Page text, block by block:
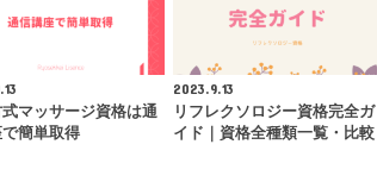
式マッサージ資格は通
簡単取得
2023.9.13
リフレクソロジー資格完全ガ
イド｜資格全種類一覧・比較